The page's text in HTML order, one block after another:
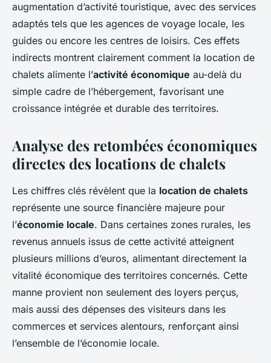
augmentation d’activité touristique, avec des services
adaptés tels que les agences de voyage locale, les
guides ou encore les centres de loisirs. Ces effets
indirects montrent clairement comment la location de
chalets alimente l’activité économique au-delà du
simple cadre de l’hébergement, favorisant une
croissance intégrée et durable des territoires.
Analyse des retombées économiques
directes des locations de chalets
Les chiffres clés révèlent que la location de chalets
représente une source financière majeure pour
l’économie locale. Dans certaines zones rurales, les
revenus annuels issus de cette activité atteignent
plusieurs millions d’euros, alimentant directement la
vitalité économique des territoires concernés. Cette
manne provient non seulement des loyers perçus,
mais aussi des dépenses des visiteurs dans les
commerces et services alentours, renforçant ainsi
l’ensemble de l’économie locale.